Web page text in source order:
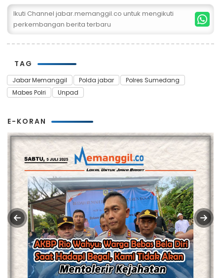
Ikuti Channel jabar.memanggil.co untuk mengikuti
perkembangan berita terbaru
TAG
Jabar Memanggil Polda jabar
Polres Sumedang
Mabes Polri
Unpad
E-KORAN